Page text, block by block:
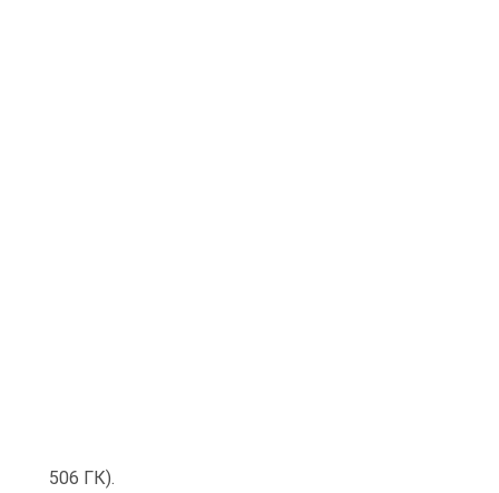
506 ГК).